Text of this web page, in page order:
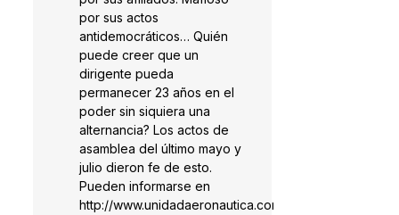
por sus actos
antidemocráticos… Quién
puede creer que un
dirigente pueda
permanecer 23 años en el
poder sin siquiera una
alternancia? Los actos de
asamblea del último mayo y
julio dieron fe de esto.
Pueden informarse en
http://www.unidadaeronautica.com